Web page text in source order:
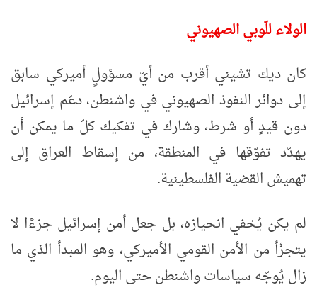
الولاء للّوبي الصهيوني
كان ديك تشيني أقرب من أيّ مسؤولٍ أميركي سابق
إلى دوائر النفوذ الصهيوني في واشنطن، دعّم إسرائيل
دون قيدٍ أو شرط، وشارك في تفكيك كلّ ما يمكن أن
يهدّد تفوّقها في المنطقة، من إسقاط العراق إلى
تهميش القضية الفلسطينية.
لم يكن يُخفي انحيازه، بل جعل أمن إسرائيل جزءًا لا
يتجزّأ من الأمن القومي الأميركي، وهو المبدأ الذي ما
زال يُوجّه سياسات واشنطن حتى اليوم.